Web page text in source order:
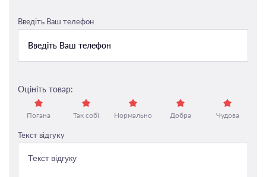
Введіть Ваш телефон
Оцініть товар:
Погана Так собі Нормально Добра Чудова
Текст відгуку